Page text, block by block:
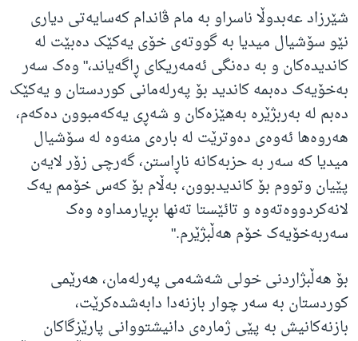
شێرزاد عەبدوڵا ناسراو بە مام ڤاندام کەسایەتی دیاری
نێو سۆشیال میدیا بە گووتەی خۆی یەکێک دەبێت لە
کاندیدەکان و بە دەنگی ئەمەریکای ڕاگەیاند،" وەک سەر
بەخۆیەک دەبمە کاندید بۆ پەرلەمانی کوردستان و یەکێک
دەبم لە بەربژێرە بەهێزەکان و شەڕی یەکەمبوون دەکەم،
هەروەها ئەوەی دەوترێت لە بارەی منەوە لە سۆشیال
میدیا کە سەر بە حزبەکانە ناڕاستن، گەرچی زۆر لایەن
پێیان وتووم بۆ کاندیدبوون، بەڵام بۆ کەس خۆمم یەک
لانەکردووەتەوە و تائێستا تەنها بڕیارمداوە وەک
سەربەخۆیەک خۆم هەڵبژێرم."
بۆ هەڵبژاردنی خولی شەشەمی پەرلەمان، هەرێمی
کوردستان بە سەر چوار بازنەدا دابەشدەکرێت،
بازنەکانیش بە پێی ژمارەی دانیشتووانی پارێزگاکان